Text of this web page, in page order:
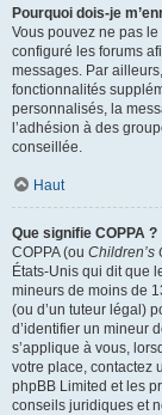
Pourquoi dois-je
Vous pouvez ne pas
configuré les forums
messages. Par
fonctionnalités
personnalisés, la
l’adhésion à des
conseillée.
Haut
Que signifie COPPA ?
COPPA (ou Children’s
États-Unis qui dit que
mineurs de moins de
(ou d’un tuteur légal)
d’identifier un mineur
s’applique à vous,
votre place, contactez
phpBB Limited et les
conseils juridiques et